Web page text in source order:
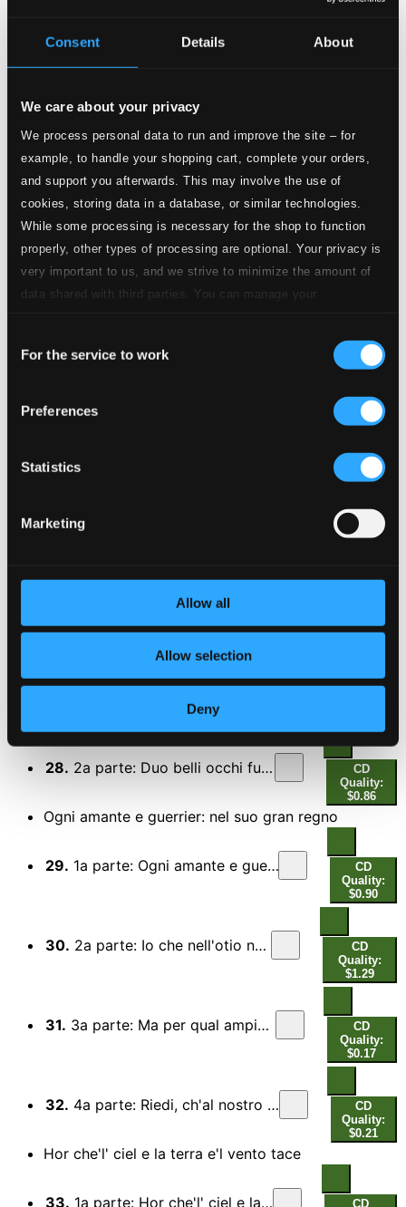
Consent Details About
We care about your privacy
We process personal data to run and improve the site – for
example, to handle your shopping cart, complete your orders,
and support you afterwards. This may involve the use of
cookies, storing data in a database, or similar technologies.
While some processing is necessary for the shop to function
properly, other types of processing are optional. Your privacy is
very important to us, and we strive to minimize the amount of
data shared with third parties. You can manage your
Selection
For the service to work
Preferences
Statistics
Marketing
Allow all
Allow selection
Deny
20.Ripresa dell' Entrata e Anima Ingrata sola
CD Quality:
21.Sinfonia
Altri canti d'Amor, tenero arciero
22. Altri canti d'Amor, tenero arciero
$1.78
Madrigals, Book 8 (Madrigali, libro ottavo), SV 146-
167, "Madrigali guerrieri, et amorosi"*
Quality:
$0.59
25.Vago augelletto che cantando vai
CD Quality:
Perche te'n fuggi, o Fillide?
$1.08
Madrigals, Book 8 (Madrigali, libro ottavo),
"Madrigali guerrieri, et amorosi": Altri canti di Marte
e di sua schiera, SV 155
27.1a parte: Altri canti di Marte e di sua schiera
CD
28. 2a parte: Duo belli occhi fur l'armi, onde traffitta
CD
Quality:
$0.86
Ogni amante e guerrier: nel suo gran regno
29. 1a parte: Ogni amante e guerrier: nel suo gran regno
CD
Quality:
$0.90
30. 2a parte: Io che nell'otio nacqui e d'otio vissi
CD
Quality:
$1.29
31. 3a parte: Ma per qual ampio Egeo spieghi le vele
CD
Quality:
$0.17
32. 4a parte: Riedi, ch'al nostro ardor, ch'al nostro canto
CD
Quality:
$0.21
Hor che'l' ciel e la terra e'l vento tace
33. 1a parte: Hor che'l' ciel e la terra e'l vento tace CD